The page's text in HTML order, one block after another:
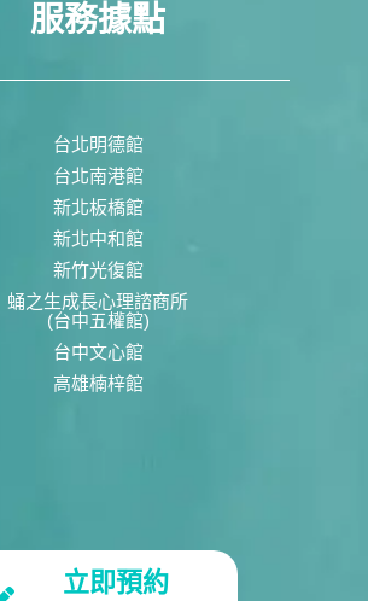
服務據點
台北明德館
台北南港館
新北板橋館
新北中和館
新竹光復館
蛹之生成長心理諮商所
(台中五權館)
台中文心館
高雄楠梓館
立即預約